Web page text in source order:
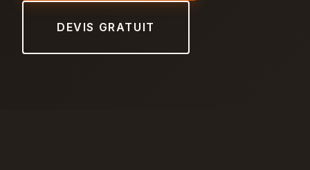
DEVIS GRATUIT